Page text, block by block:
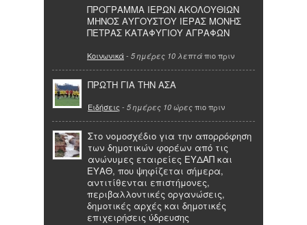
ΠΡΟΓΡΑΜΜΑ ΙΕΡΩΝ ΑΚΟΛΟΥΘΙΩΝ
ΜΗΝΟΣ ΑΥΓΟΥΣΤΟΥ ΙΕΡΑΣ ΜΟΝΗΣ
ΠΕΤΡΑΣ ΚΑΤΑΦΥΓΙΟΥ ΑΓΡΑΦΩΝ
Κοινωνικά- 5 ημέρες 10 λεπτά πιο πριν
ΠΡΩΤΗ ΓΙΑ ΤΗΝ ΑΣΑ
Ειδήσεις - 5 ημέρες 10 ώρες πιο πριν
Στο νομοσχέδιο για την απορρόφηση
των δημοτικών φορέων από τις
ανώνυμες εταιρείες ΕΥΔΑΠ και
ΕΥΑΘ, που ψηφίζεται σήμερα,
αντιτίθενται επιστήμονες,
περιβαλλοντικές οργανώσεις,
δημοτικές αρχές και δημοτικές
επιχειρήσεις ύδρευσης